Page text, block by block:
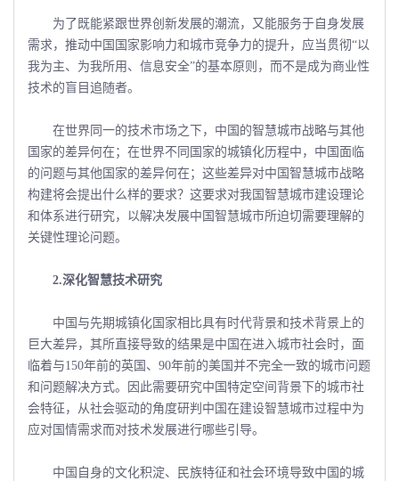
为了既能紧跟世界创新发展的潮流，又能服务于自身发展
需求，推动中国国家影响力和城市竞争力的提升，应当贯彻“以
我为主、为我所用、信息安全”的基本原则，而不是成为商业性
技术的盲目追随者。
在世界同一的技术市场之下，中国的智慧城市战略与其他
国家的差异何在；在世界不同国家的城镇化历程中，中国面临
的问题与其他国家的差异何在；这些差异对中国智慧城市战略
构建将会提出什么样的要求？这要求对我国智慧城市建设理论
和体系进行研究，以解决发展中国智慧城市所迫切需要理解的
关键性理论问题。
2.深化智慧技术研究
中国与先期城镇化国家相比具有时代背景和技术背景上的
巨大差异，其所直接导致的结果是中国在进入城市社会时，面
临着与150年前的英国、90年前的美国并不完全一致的城市问题
和问题解决方式。因此需要研究中国特定空间背景下的城市社
会特征，从社会驱动的角度研判中国在建设智慧城市过程中为
应对国情需求而对技术发展进行哪些引导。
中国自身的文化积淀、民族特征和社会环境导致中国的城